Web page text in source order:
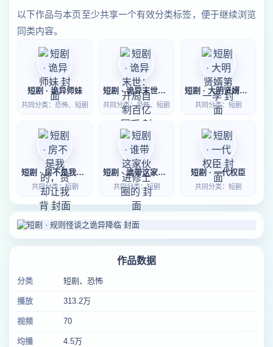
以下作品与本页至少共享一个有效分类标签，便于继续浏览
同类内容。
短剧 · 诡异师妹
共同分类：恐怖、短剧
短剧 · 诡异末世：开局自制百亿冥币
共同分类：恐怖、短剧
短剧 · 大明贤婿第一季
共同分类：短剧
短剧 · 房不是我的，贷却让我背
共同分类：短剧
短剧 · 谁带这家伙进修士圈的
共同分类：短剧
短剧 · 一代权臣
共同分类：短剧
作品数据
分类 短剧、恐怖
播放 313.2万
视频 70
均播 4.5万